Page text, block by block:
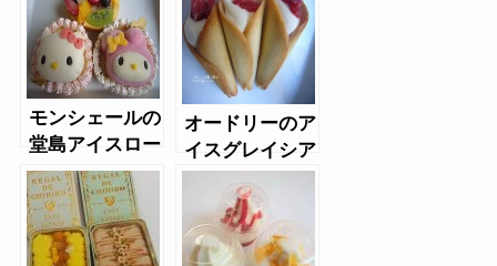
モンシェールの
堂島アイスロー
ル ハローキテ
ィ・マイメロデ
ィセット
オードリーのア
イスグレイシア